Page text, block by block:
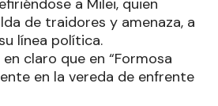
a Milei, quien
de traidores y amenaza, a
línea política.
claro que en “Formosa
en la vereda de enfrente